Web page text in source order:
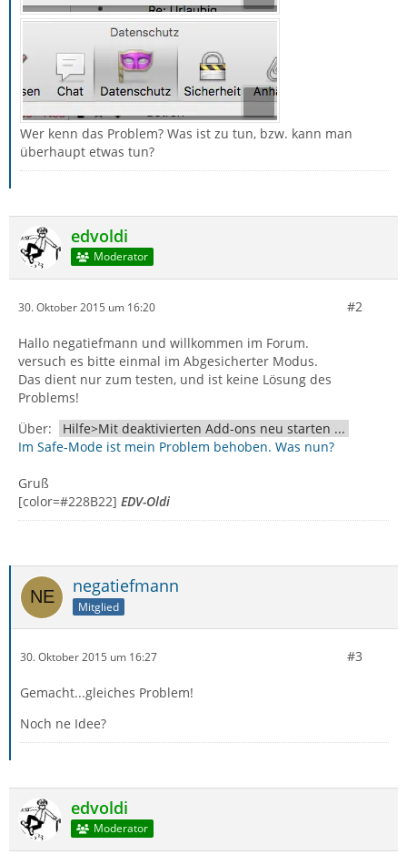
Wer kenn das Problem? Was ist zu tun, bzw. kann man
überhaupt etwas tun?
edvoldi
Moderator
30. Oktober 2015 um 16:20 #2
Hallo negatiefmann und willkommen im Forum.
versuch es bitte einmal im Abgesicherter Modus.
Das dient nur zum testen, und ist keine Lösung des
Problems!
Über:
Hilfe>Mit deaktivierten Add-ons neu starten ...
Im Safe-Mode ist mein Problem behoben. Was nun?
Gruß
[color=#228B22] EDV-Oldi
negatiefmann
Mitglied
30. Oktober 2015 um 16:27 #3
Gemacht...gleiches Problem!
Noch ne Idee?
edvoldi
Moderator